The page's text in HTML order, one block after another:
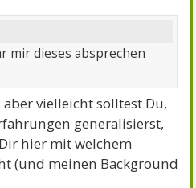
mir dieses absprechen
vielleicht solltest Du,
generalisierst,
hier mit welchem
(und meinen Background